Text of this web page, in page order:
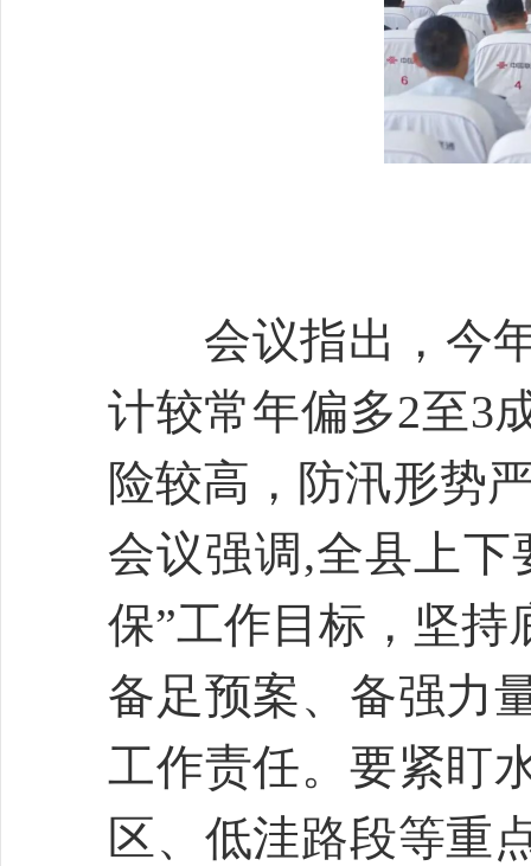
会议指出，今年
计较常年偏多2至3
险较高，防汛形势
会议强调,全县上下
保”工作目标，坚
备足预案、备强力
工作责任。要紧盯
区、低洼路段等重